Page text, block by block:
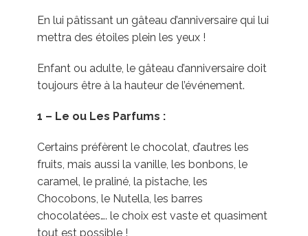
En lui pâtissant un gâteau d’anniversaire qui lui
mettra des étoiles plein les yeux !
Enfant ou adulte, le gâteau d’anniversaire doit
toujours être à la hauteur de l’événement.
1 – Le ou Les Parfums :
Certains préfèrent le chocolat, d’autres les
fruits, mais aussi la vanille, les bonbons, le
caramel, le praliné, la pistache, les
Chocobons, le Nutella, les barres
chocolatées…. le choix est vaste et quasiment
tout est possible !